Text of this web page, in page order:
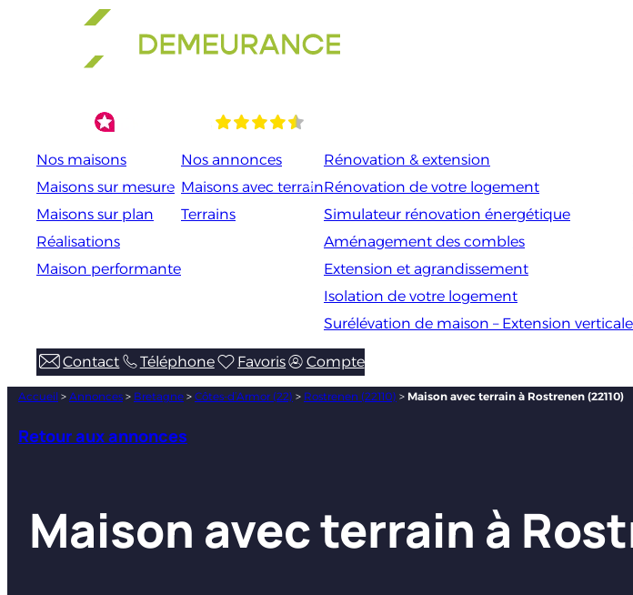
Nos maisons
Maisons sur mesure
Maisons sur plan
Réalisations
Maison performante
Nos annonces
Maisons avec terrain
Terrains
Rénovation & extension
Rénovation de votre logement
Simulateur rénovation énergétique
Aménagement des combles
Extension et agrandissement
Isolation de votre logement
Surélévation de maison – Extension verticale
Contact Téléphone Favoris Compte
Accueil > Annonces > Bretagne > Côtes-d’Armor (22) > Rostrenen (22110) > Maison avec terrain à Rostrenen (22110)
Retour aux annonces
Maison avec terrain à